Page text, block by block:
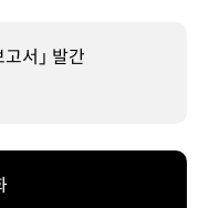
서」 발간